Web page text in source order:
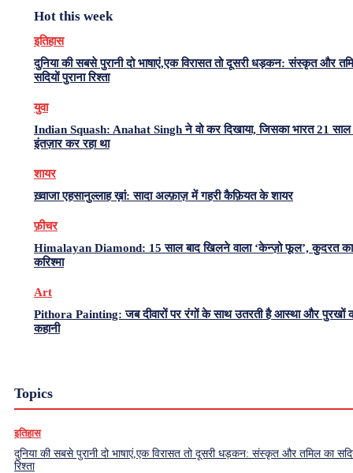
Hot this week
इतिहास
दुनिया की सबसे पुरानी दो भाषाएं,एक विरासत तो दूसरी धड़कन: संस्कृत और
सदियों पुराना रिश्ता
युवा
Indian Squash: Anahat Singh ने वो कर दिखाया, जिसका भारत 21
इंतज़ार कर रहा था
शायर
ख़्वाजा एहसानुल्लाह ख़ां: सादा अल्फ़ाज़ में गहरी कैफ़ियत के शायर
फ़ीचर
Himalayan Diamond: 15 साल बाद खिलने वाला ‘केन्ज़ो फूल’, कुदरत
करिश्मा
Art
Pithora Painting: जब दीवारों पर रंगों के साथ उतरती है आस्था और पुरखों
कहानी
Topics
इतिहास
दुनिया की सबसे पुरानी दो भाषाएं,एक विरासत तो दूसरी धड़कन: संस्कृत और तमिल का
रिश्ता